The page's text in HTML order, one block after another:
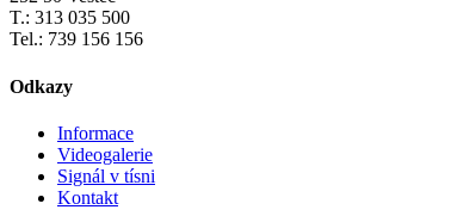
T.: 313 035 500
Tel.: 739 156 156
Odkazy
Informace
Videogalerie
Signál v tísni
Kontakt